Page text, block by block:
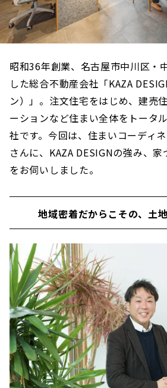
昭和36年創業、名古屋市中川区・
した総合不動産会社「KAZA
ン）」。注文住宅をはじめ、建売
ーションなど住まい全体をトータ
社です。今回は、住まいコーディ
さんに、KAZA DESIGNの強み、
をお伺いしました。
地域密着だからこその、土